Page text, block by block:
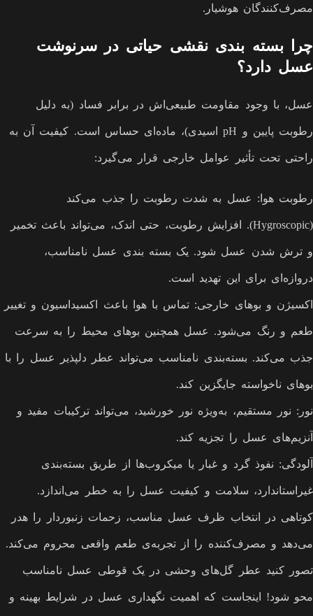
مصرف‌کنندگان هوشیار.
چرا بسته بندی نقشی حیاتی در سرنوشت
عسل دارد؟
عسل، با وجود مقاومت طبیعی‌اش در برابر فساد (به دلیل
رطوبت پایین و pH اسیدی)، ماده‌ای حساس است. کیفیت آن به
راحتی تحت تأثیر عوامل خارجی قرار می‌گیرد:
رطوبت هوا: عسل به شدت رطوبت را جذب می‌کند
(Hygroscopic). افزایش رطوبت، حتی اندک، می‌تواند باعث تخمیر
و ترش شدن عسل شود. یک بسته بندی عسل نامناسب،
دروازه‌ای برای این تهدید است.
اکسیژن و بوهای خارجی: تماس با هوا باعث اکسیداسیون و تغییر
طعم و رنگ می‌شود. عسل همچنین بوهای محیط را به سرعت
جذب می‌کند. بسته‌بندی نامناسب می‌تواند عطر دلپذیر عسل را با
بوهای ناخواسته جایگزین کند.
نور: نور مستقیم، به‌ویژه نور خورشید، می‌تواند ترکیبات مفید و
آنزیم‌های عسل را تجزیه کند.
آلودگی: نفوذ گرد و غبار یا میکروب‌ها از طریق بسته‌بندی
غیراستاندارد، سلامت و کیفیت عسل را به خطر می‌اندازد.
کوتاهی در انتخاب ظرف عسل مناسب، زحمات زنبوردار را هدر
می‌دهد و مصرف‌کننده را از تجربه‌ی طعم واقعی محروم می‌کند.
تصور کنید عطر گل‌های وحشی در یک قوطی عسل نامناسب
محو شود! اینجاست که اهمیت نگهداری عسل در شرایط بهینه و